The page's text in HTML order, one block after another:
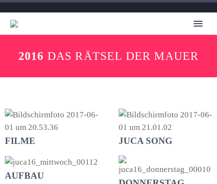
2016 DAS RÄTSEL DER MAUER
FILME JUCA SONG
AUFBAU